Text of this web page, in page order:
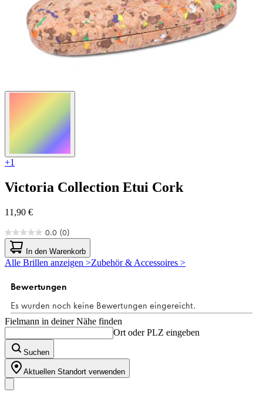
+1
Victoria Collection Etui Cork
11,90 €
0.0 (0)
0.0
von
5
Sternen.
In den Warenkorb
Alle Brillen anzeigen >Zubehör & Accessoires >
Fielmann in deiner Nähe finden
Ort oder PLZ eingeben
Suchen
Aktuellen Standort verwenden